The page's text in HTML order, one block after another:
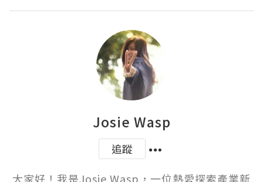
Josie Wasp
追蹤
大家好！我是Josie Wasp，一位熱愛探索產業新